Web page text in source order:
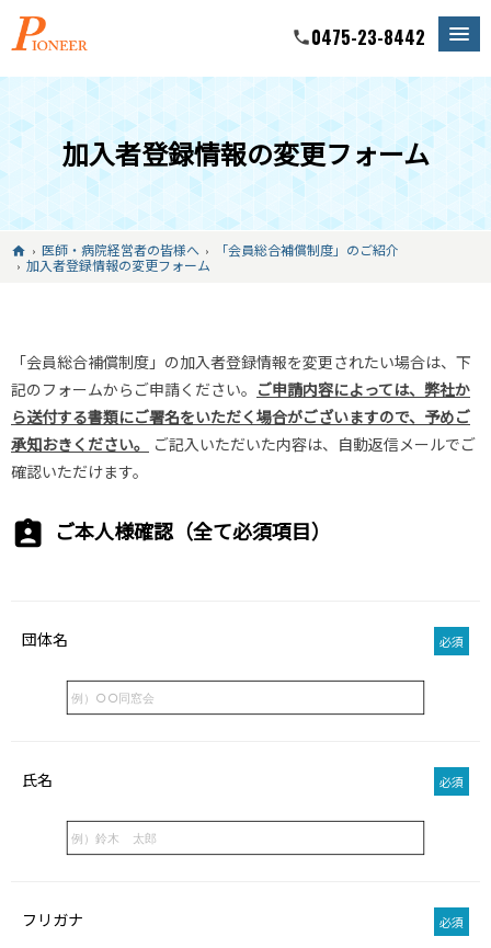
phone0475-23-8442
加入者登録情報の変更フォーム
home 医師・病院経営者の皆様へ 「会員総合補償制度」のご紹介
加入者登録情報の変更フォーム
「会員総合補償制度」の加入者登録情報を変更されたい場合は、下
記のフォームからご申請ください。 ご申請内容によっては、弊社か
ら送付する書類にご署名をいただく場合がございますので、予めご
承知おきください。
ご記入いただいた内容は、自動返信メールでご
確認いただけます。
ご本人様確認（全て必須項目）
団体名 必須
氏名 必須
フリガナ 必須